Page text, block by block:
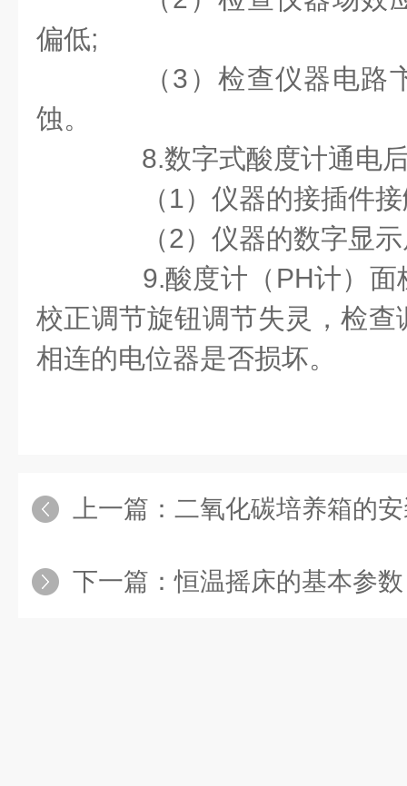
偏低;
（3 ）检查仪器电路
蚀。
8.数字式酸度计通电
（1）仪器的接插件
（2）仪器的数字显
9.酸度计（ PH计）面
校正调节旋钮调节失灵，检
相连的电位器是否损坏。
上一篇： 二氧化碳培养箱的
下一篇：恒温摇床的基本参数